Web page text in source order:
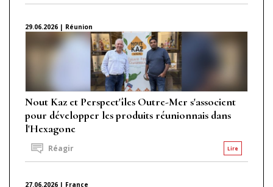
29.06.2026 | Réunion
Nout Kaz et Perspect'îles Outre-Mer s'associent
pour développer les produits réunionnais dans
l'Hexagone
Lire
Réagir
27.06.2026 | France